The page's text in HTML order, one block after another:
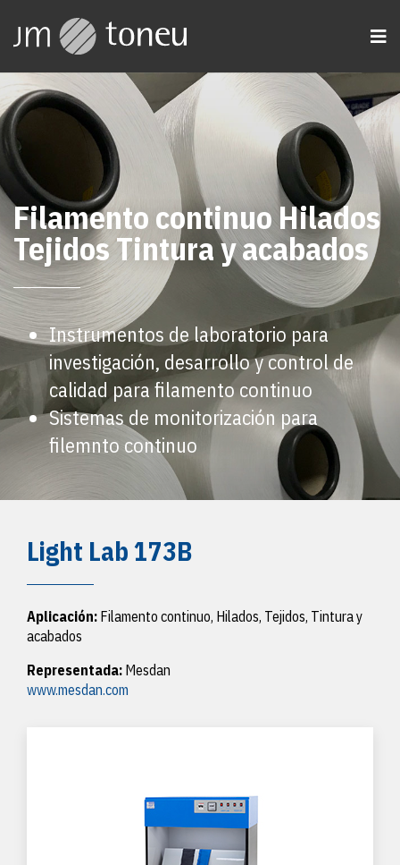
Filamento continuo Hilados
Tejidos Tintura y acabados
Instrumentos de laboratorio para
investigación, desarrollo y control de
calidad para filamento continuo
Sistemas de monitorización para
filemnto continuo
Light Lab 173B
Aplicación: Filamento continuo, Hilados, Tejidos, Tintura y
acabados
Representada: Mesdan
www.mesdan.com